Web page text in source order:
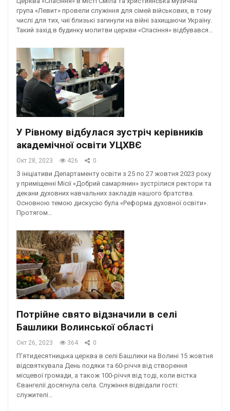
група «Левит» провели служіння для сімей військових, в тому
числі для тих, чиї близькі загинули на війні захищаючи Україну.
Такий захід в будинку молитви церкви «Спасіння» відбувався…
У Рівному відбулася зустріч керівників
академічної освіти УЦХВЄ
Окт 28, 2023 426 0
З ініціативи Департаменту освіти з 25 по 27 жовтня 2023 року
у приміщенні Місії «Добрий самарянин» зустрілися ректори та
декани духовних навчальних закладів нашого братства.
Основною темою дискусію була «Реформа духовної освіти».
Протягом…
Потрійне свято відзначили в селі
Башлики Волинської області
Окт 26, 2023 364 0
П’ятидесятницька церква в селі Башлики на Волині 15 жовтня
відсвяткувала День подяки та 60-річчя від створення
місцевої громади, а також 100-річчя від тоді, коли вістка
Євангелії досягнула села. Служіння відвідали гості:
служителі…